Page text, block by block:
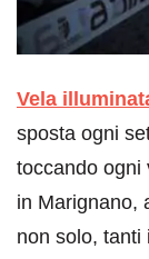
Vela
sposta ogni
toccando ogni
in Marignano,
non solo, tanti